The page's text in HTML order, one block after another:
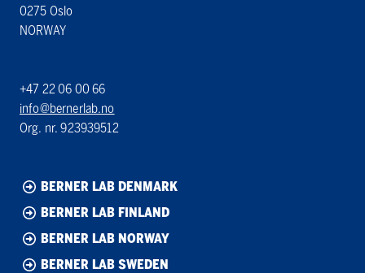
0275 Oslo
NORWAY
+47 22 06 00 66
info@bernerlab.no
Org. nr. 923939512
BERNER LAB DENMARK
BERNER LAB FINLAND
BERNER LAB NORWAY
BERNER LAB SWEDEN